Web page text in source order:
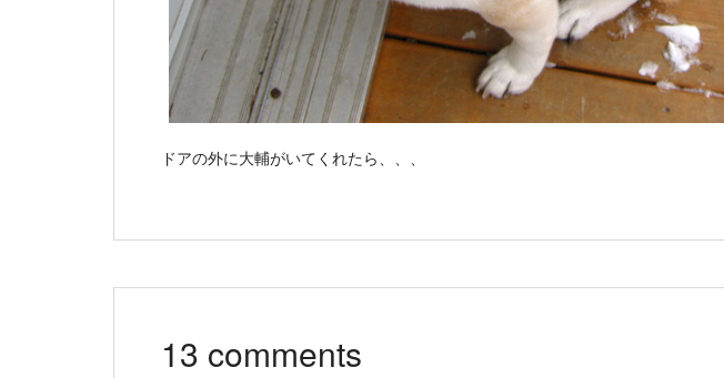
ドアの外に大輔がいてくれたら、、、
13 comments